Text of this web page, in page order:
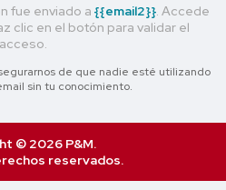
fue enviado a {{email2}} . Accede
clic en el botón para validar el
acceso.
de que nadie esté utilizando
sin tu conocimiento.
© 2026 P&M.
reservados.